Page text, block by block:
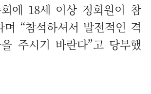
에 18세 이상 정회원이 참
“참석하셔서 발전적인 격
주시기 바란다”고 당부했